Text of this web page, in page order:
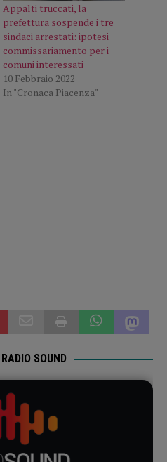
Appalti truccati, la
prefettura sospende i tre
sindaci arrestati: ipotesi
commissariamento per i
comuni interessati
10 Febbraio 2022
In "Cronaca Piacenza"
SOUND